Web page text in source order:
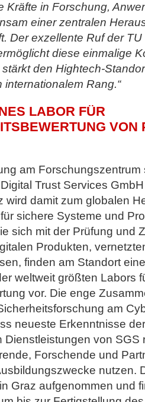
Kräfte in Forschung,
einer zentralen
Der exzellente Ruf der
diese einmalige
den Hightech-
Rang.“
LABOR FÜR
VON
am
Trust Services
wird damit zum globalen
sichere Systeme und
sich mit der Prüfung und
Produkten,
finden am Standort
weltweit größten Labors
vor. Die enge
am
neueste Erkenntnisse
Dienstleistungen von SGS
Forschende und
nutzen.
Graz aufgenommen und